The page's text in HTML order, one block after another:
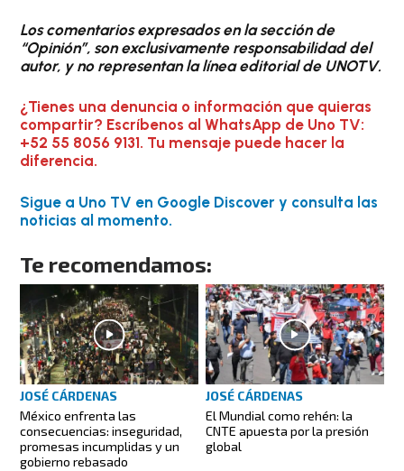
Los comentarios expresados en la sección de
“Opinión”, son exclusivamente responsabilidad del
autor, y no representan la línea editorial de UNOTV.
¿Tienes una denuncia o información que quieras
compartir? Escríbenos al WhatsApp de Uno TV:
+52 55 8056 9131. Tu mensaje puede hacer la
diferencia.
Sigue a Uno TV en Google Discover y consulta las
noticias al momento.
Te recomendamos:
JOSÉ CÁRDENAS
México enfrenta las
consecuencias: inseguridad,
promesas incumplidas y un
gobierno rebasado
JOSÉ CÁRDENAS
El Mundial como rehén: la
CNTE apuesta por la presión
global